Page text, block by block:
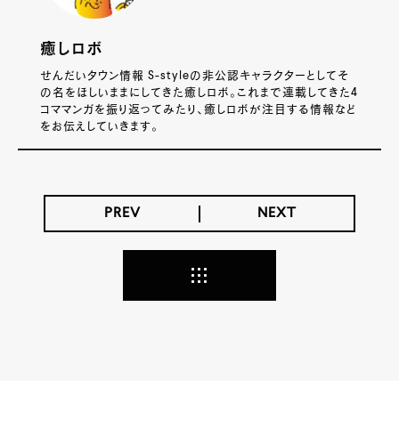
癒しロボ
せんだいタウン情報 S-styleの非公認キャラクターとしてそ
の名をほしいままにしてきた癒しロボ。これまで連載してきた4
コママンガを振り返ってみたり、癒しロボが注目する情報など
をお伝えしていきます。
PREV NEXT